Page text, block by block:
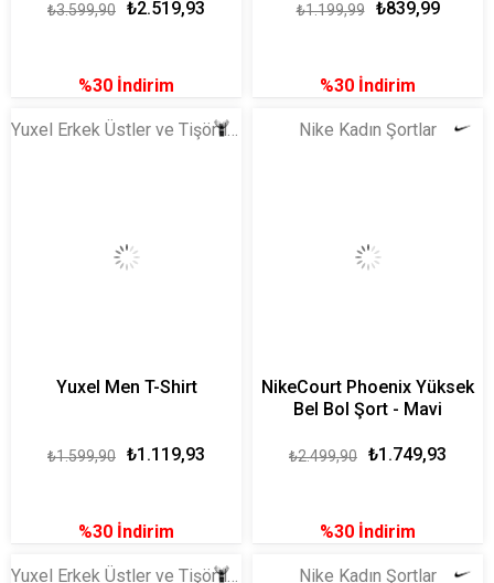
₺2.519,93
₺3.599,90
%30 İndirim
₺839,99
₺1.199,99
%30 İndirim
Yuxel Erkek Üstler ve Tişörtler
Yuxel Men T-Shirt
₺1.119,93
₺1.599,90
%30 İndirim
Nike Kadın Şortlar
NikeCourt Phoenix Yüksek
Bel Bol Şort - Mavi
₺1.749,93
₺2.499,90
%30 İndirim
Yuxel Erkek Üstler ve Tişörtler Nike Kadın Şortlar